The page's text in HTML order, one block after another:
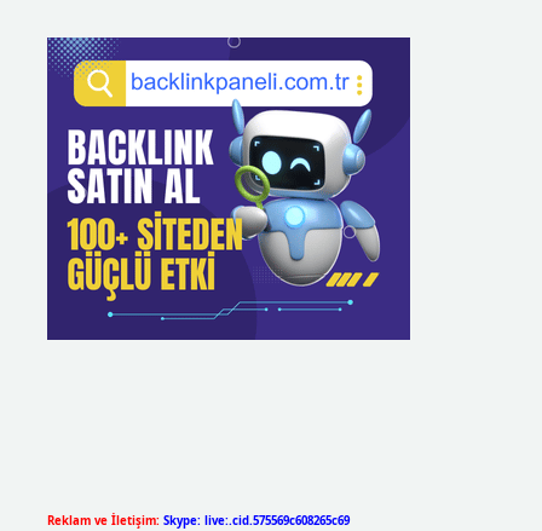
Reklam ve İletişim: Skype: live:.cid.575569c608265c69